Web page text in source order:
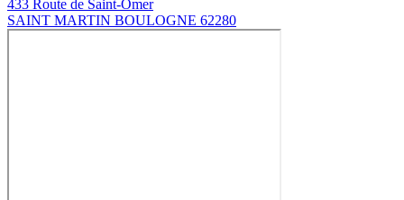
433 Route de Saint-Omer
SAINT MARTIN BOULOGNE 62280